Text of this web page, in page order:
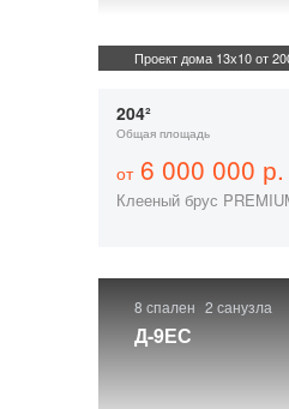
Проект дома 13х10 от
204²
Общая площадь
от6 000 000 р.
Клееный брус
8 спален 2 санузла
Д-9ЕС